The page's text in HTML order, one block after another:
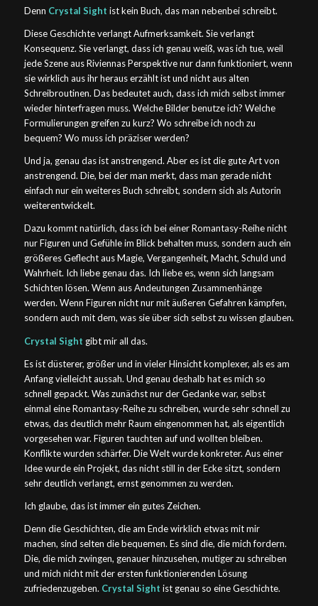
Denn Crystal Sight ist kein Buch, das man nebenbei schreibt.
Diese Geschichte verlangt Aufmerksamkeit. Sie verlangt
Konsequenz. Sie verlangt, dass ich genau weiß, was ich tue, weil
jede Szene aus Riviennas Perspektive nur dann funktioniert, wenn
sie wirklich aus ihr heraus erzählt ist und nicht aus alten
Schreibroutinen. Das bedeutet auch, dass ich mich selbst immer
wieder hinterfragen muss. Welche Bilder benutze ich? Welche
Formulierungen greifen zu kurz? Wo schreibe ich noch zu
bequem? Wo muss ich präziser werden?
Und ja, genau das ist anstrengend. Aber es ist die gute Art von
anstrengend. Die, bei der man merkt, dass man gerade nicht
einfach nur ein weiteres Buch schreibt, sondern sich als Autorin
weiterentwickelt.
Dazu kommt natürlich, dass ich bei einer Romantasy-Reihe nicht
nur Figuren und Gefühle im Blick behalten muss, sondern auch ein
größeres Geflecht aus Magie, Vergangenheit, Macht, Schuld und
Wahrheit. Ich liebe genau das. Ich liebe es, wenn sich langsam
Schichten lösen. Wenn aus Andeutungen Zusammenhänge
werden. Wenn Figuren nicht nur mit äußeren Gefahren kämpfen,
sondern auch mit dem, was sie über sich selbst zu wissen glauben.
Crystal Sight gibt mir all das.
Es ist düsterer, größer und in vieler Hinsicht komplexer, als es am
Anfang vielleicht aussah. Und genau deshalb hat es mich so
schnell gepackt. Was zunächst nur der Gedanke war, selbst
einmal eine Romantasy-Reihe zu schreiben, wurde sehr schnell zu
etwas, das deutlich mehr Raum eingenommen hat, als eigentlich
vorgesehen war. Figuren tauchten auf und wollten bleiben.
Konflikte wurden schärfer. Die Welt wurde konkreter. Aus einer
Idee wurde ein Projekt, das nicht still in der Ecke sitzt, sondern
sehr deutlich verlangt, ernst genommen zu werden.
Ich glaube, das ist immer ein gutes Zeichen.
Denn die Geschichten, die am Ende wirklich etwas mit mir
machen, sind selten die bequemen. Es sind die, die mich fordern.
Die, die mich zwingen, genauer hinzusehen, mutiger zu schreiben
und mich nicht mit der ersten funktionierenden Lösung
zufriedenzugeben. Crystal Sight ist genau so eine Geschichte.